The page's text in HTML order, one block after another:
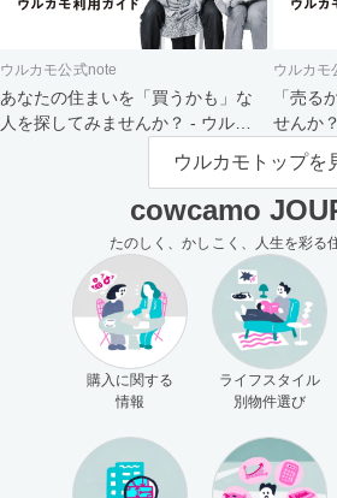
ウルカモ公式note
あなたの住まいを「買うかも」な
人を探してみませんか？ - ウルカ
ウルカモ
「売る
せんか
主さま
ウルカモトップを
cowcamo
たのしく、かしこく、人生を彩る
購入に関する
情報
ライフスタイル
別物件選び